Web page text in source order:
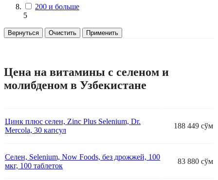
200 и больше
5
Вернуться Очистить Применить
Цена на витамины с селеном и
молибденом в Узбекистане
Цинк плюс селен, Zinc Plus Selenium, Dr.
Mercola, 30 капсул
188 449 сўм
Селен, Selenium, Now Foods, без дрожжей, 100
мкг, 100 таблеток
83 880 сўм